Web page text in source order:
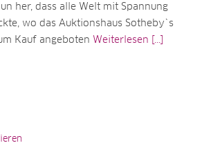
her, dass alle Welt mit Spannung
wo das Auktionshaus Sotheby`s
Kauf angeboten Weiterlesen [...]